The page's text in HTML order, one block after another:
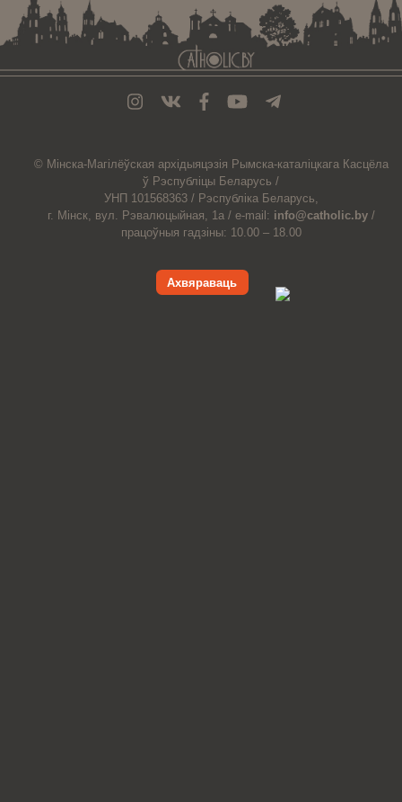
© Мiнска-Магiлёўская архiдыяцэзiя Рымска-каталіцкага Касцёла
ў Рэспубліцы Беларусь /
УНП 101568363 / Рэспубліка Беларусь,
г. Мінск, вул. Рэвалюцыйная, 1а / e-mail: info@catholic.by /
працоўныя гадзіны: 10.00 – 18.00
Ахвяраваць